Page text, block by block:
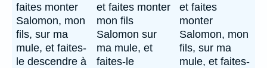
faites monter
Salomon, mon
fils, sur ma
mule, et faites-
le descendre à
et faites monter
mon fils
Salomon sur
ma mule, et
faites-le
et faites
monter
Salomon, mon
fils, sur ma
mule, et faites-